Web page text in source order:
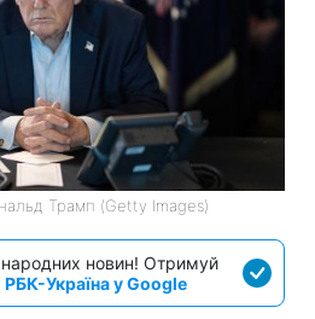
Трамп (Getty Images)
новин! Отримуй
РБК-Україна у Google